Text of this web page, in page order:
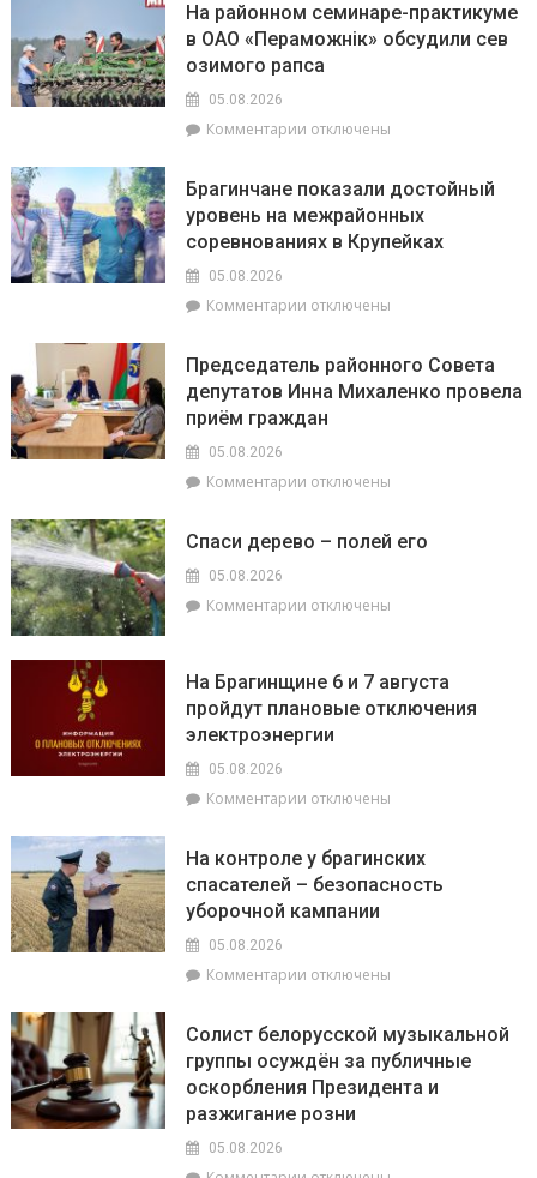
на
воде
–
спасатели
Брагинщины
усиливают
профилактику
На районном семинаре-практикуме
в ОАО «Пераможнік» обсудили сев
озимого рапса
05.08.2026
Комментарии к
районном
семинаре-
практикуме
«Пераможнік»
озимого
рапса
отключены
Брагинчане показали достойный
уровень на межрайонных
соревнованиях в Крупейках
05.08.2026
Комментарии к
показали
достойный
уровень
соревнованиях
отключены
Председатель районного Совета
депутатов Инна Михаленко провела
приём граждан
05.08.2026
Комментарии к
районного
Инна
приём
граждан
отключены
Спаси дерево – полей его
05.08.2026
Комментарии к
дерево
–
полей
его
отключены
На Брагинщине 6 и 7 августа
пройдут плановые отключения
электроэнергии
05.08.2026
Комментарии к
Брагинщине
6
и
пройдут
отключения
электроэнергии
отключены
На контроле у брагинских
спасателей – безопасность
уборочной кампании
05.08.2026
Комментарии к
контроле
у
брагинских
спасателей
отключены
Солист белорусской музыкальной
группы осуждён за публичные
оскорбления Президента и
разжигание розни
05.08.2026